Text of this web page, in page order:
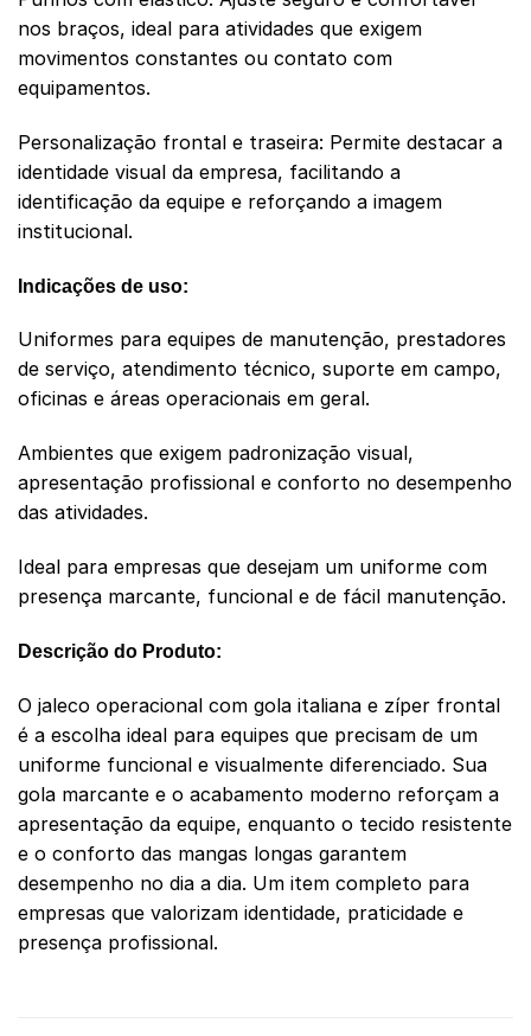
nos braços, ideal para atividades que exigem
movimentos constantes ou contato com
equipamentos.
Personalização frontal e traseira: Permite destacar a
identidade visual da empresa, facilitando a
identificação da equipe e reforçando a imagem
institucional.
Indicações de uso:
Uniformes para equipes de manutenção, prestadores
de serviço, atendimento técnico, suporte em campo,
oficinas e áreas operacionais em geral.
Ambientes que exigem padronização visual,
apresentação profissional e conforto no desempenho
das atividades.
Ideal para empresas que desejam um uniforme com
presença marcante, funcional e de fácil manutenção.
Descrição do Produto:
O jaleco operacional com gola italiana e zíper frontal
é a escolha ideal para equipes que precisam de um
uniforme funcional e visualmente diferenciado. Sua
gola marcante e o acabamento moderno reforçam a
apresentação da equipe, enquanto o tecido resistente
e o conforto das mangas longas garantem
desempenho no dia a dia. Um item completo para
empresas que valorizam identidade, praticidade e
presença profissional.